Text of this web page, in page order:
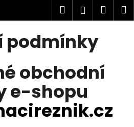
Hledat
podmínky
obchodní
e-shopu